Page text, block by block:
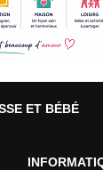
ET BÉBÉ